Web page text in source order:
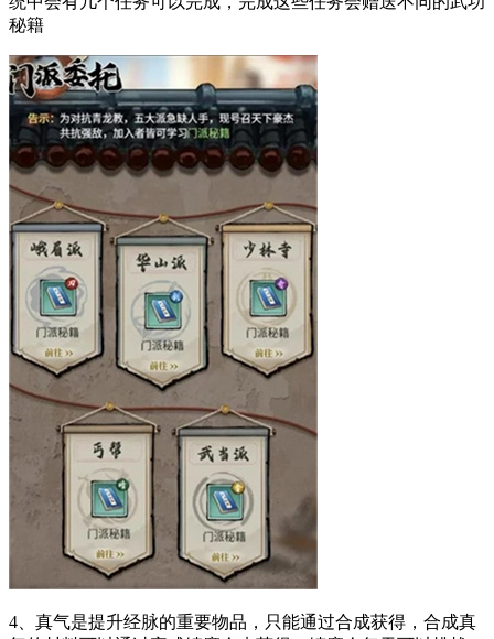
秘籍
4、真气是提升经脉的重要物品，只能通过合成获得，合成真